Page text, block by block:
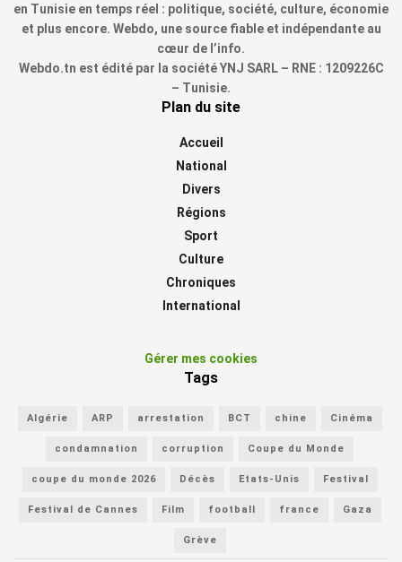
en Tunisie en temps réel : politique, société, culture, économie
et plus encore. Webdo, une source fiable et indépendante au
cœur de l’info.
Webdo.tn est édité par la société YNJ SARL – RNE : 1209226C
– Tunisie.
Plan du site
Accueil
National
Divers
Régions
Sport
Culture
Chroniques
International
Gérer mes cookies
Tags
Algérie ARP arrestation BCT chine Cinéma
condamnation corruption Coupe du Monde
coupe du monde 2026 Décès Etats-Unis Festival
Festival de Cannes Film football france Gaza
Grève